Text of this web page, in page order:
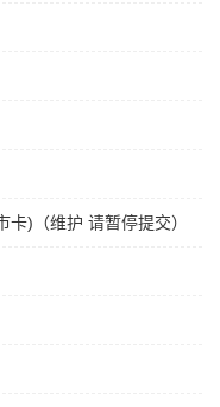
)（维护 请暂停提交）